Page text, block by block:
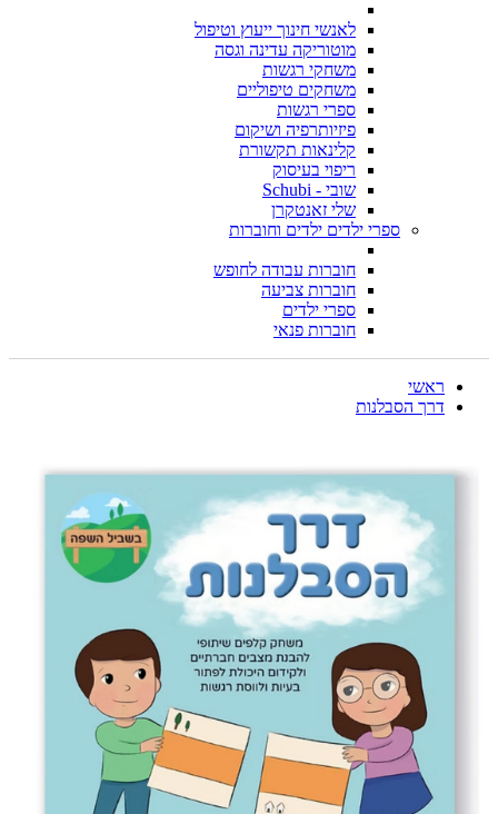
לאנשי חינוך ייעוץ וטיפול
מוטוריקה עדינה וגסה
משחקי רגשות
משחקים טיפוליים
ספרי רגשות
פיזיותרפיה ושיקום
קלינאות תקשורת
ריפוי בעיסוק
שובי - Schubi
שלי זאנטקרן
ספרי ילדים ילדים וחוברות
חוברות עבודה לחופש
חוברות צביעה
ספרי ילדים
חוברות פנאי
ראשי
דרך הסבלנות